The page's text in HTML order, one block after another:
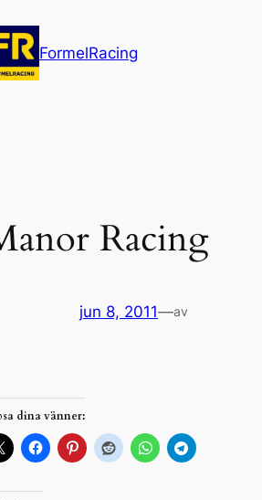
FormelRacing
Racing
jun 8, 2011—av
dina vänner: